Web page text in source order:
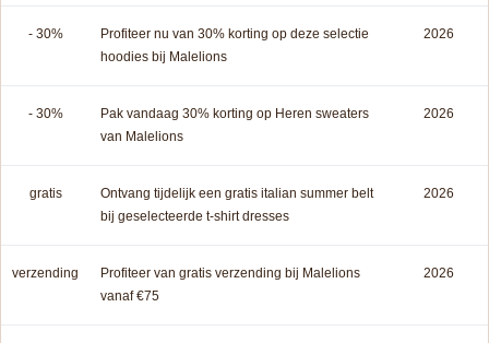
- 30%
Profiteer nu van 30% korting op deze selectie
hoodies bij Malelions
2026
- 30%
Pak vandaag 30% korting op Heren sweaters
van Malelions
2026
gratis
Ontvang tijdelijk een gratis italian summer belt
bij geselecteerde t-shirt dresses
2026
verzending
Profiteer van gratis verzending bij Malelions
vanaf €75
2026